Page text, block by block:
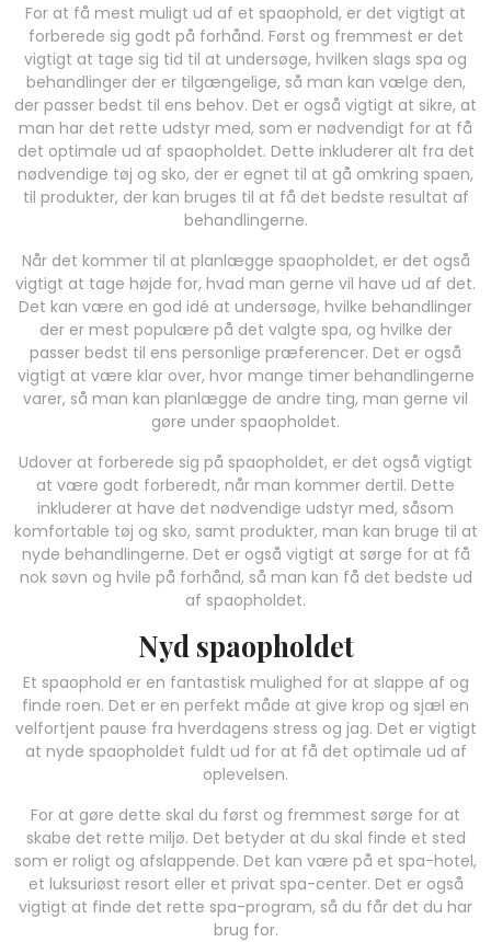
For at få mest muligt ud af et spaophold, er det vigtigt at
forberede sig godt på forhånd. Først og fremmest er det
vigtigt at tage sig tid til at undersøge, hvilken slags spa og
behandlinger der er tilgængelige, så man kan vælge den,
der passer bedst til ens behov. Det er også vigtigt at sikre, at
man har det rette udstyr med, som er nødvendigt for at få
det optimale ud af spaopholdet. Dette inkluderer alt fra det
nødvendige tøj og sko, der er egnet til at gå omkring spaen,
til produkter, der kan bruges til at få det bedste resultat af
behandlingerne.
Når det kommer til at planlægge spaopholdet, er det også
vigtigt at tage højde for, hvad man gerne vil have ud af det.
Det kan være en god idé at undersøge, hvilke behandlinger
der er mest populære på det valgte spa, og hvilke der
passer bedst til ens personlige præferencer. Det er også
vigtigt at være klar over, hvor mange timer behandlingerne
varer, så man kan planlægge de andre ting, man gerne vil
gøre under spaopholdet.
Udover at forberede sig på spaopholdet, er det også vigtigt
at være godt forberedt, når man kommer dertil. Dette
inkluderer at have det nødvendige udstyr med, såsom
komfortable tøj og sko, samt produkter, man kan bruge til at
nyde behandlingerne. Det er også vigtigt at sørge for at få
nok søvn og hvile på forhånd, så man kan få det bedste ud
af spaopholdet.
Nyd spaopholdet
Et spaophold er en fantastisk mulighed for at slappe af og
finde roen. Det er en perfekt måde at give krop og sjæl en
velfortjent pause fra hverdagens stress og jag. Det er vigtigt
at nyde spaopholdet fuldt ud for at få det optimale ud af
oplevelsen.
For at gøre dette skal du først og fremmest sørge for at
skabe det rette miljø. Det betyder at du skal finde et sted
som er roligt og afslappende. Det kan være på et spa-hotel,
et luksuriøst resort eller et privat spa-center. Det er også
vigtigt at finde det rette spa-program, så du får det du har
brug for.